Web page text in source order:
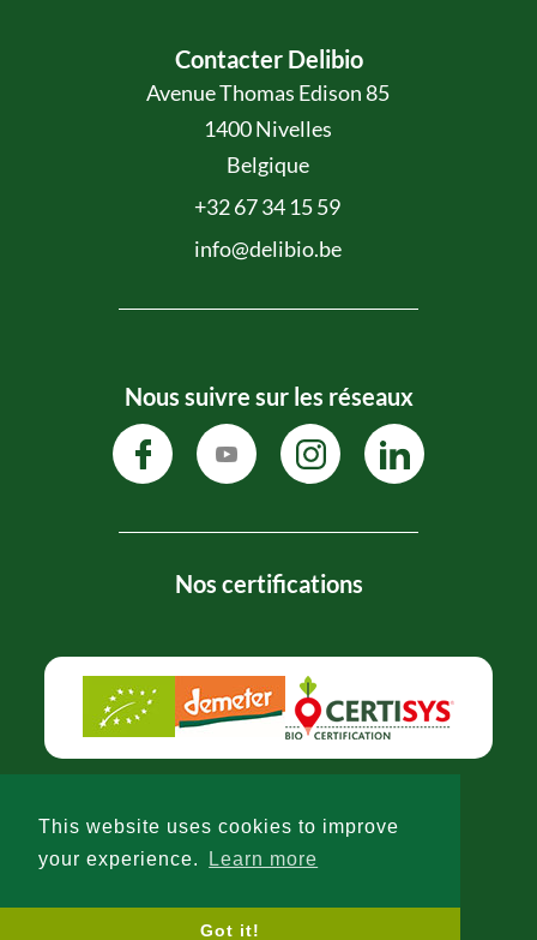
This website uses cookies to improve
your experience.
Learn more
Got it!
Contacter Delibio
Avenue Thomas Edison 85
1400 Nivelles
Belgique
+32 67 34 15 59
info@delibio.be
Nous suivre sur les réseaux
Nos certifications
Politique de confidentialité
© 2026 - -LW